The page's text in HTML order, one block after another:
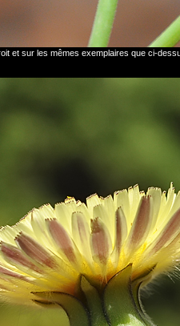
et sur les mêmes exemplaires que ci-